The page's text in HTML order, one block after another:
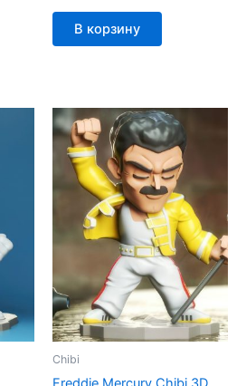
В корзину
Chibi